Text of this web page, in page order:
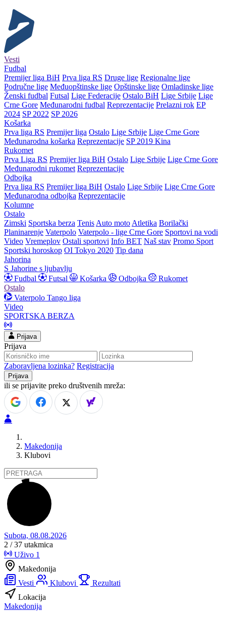
Vesti
Fudbal
Premijer liga BiH Prva liga RS Druge lige Regionalne lige
Područne lige Međuopštinske lige Opštinske lige Omladinske lige
Ženski fudbal Futsal Lige Federacije Ostalo BiH Lige Srbije Lige
Crne Gore Međunarodni fudbal Reprezentacije Prelazni rok EP
2024 SP 2022 SP 2026
Košarka
Prva liga RS Premijer liga Ostalo Lige Srbije Lige Crne Gore
Međunarodna košarka Reprezentacije SP 2019 Kina
Rukomet
Prva Liga RS Premijer liga BiH Ostalo Lige Srbije Lige Crne Gore
Međunarodni rukomet Reprezentacije
Odbojka
Prva liga RS Premijer liga BiH Ostalo Lige Srbije Lige Crne Gore
Međunarodna odbojka Reprezentacije
Kolumne
Ostalo
Zimski Sportska berza Tenis Auto moto Atletika Borilački
Planinarenje Vaterpolo Vaterpolo - lige Crne Gore Sportovi na vodi
Video Vremeplov Ostali sportovi Info BET Naš stav Promo Sport
Sportski horoskop OI Tokyo 2020 Tip dana
Jahorina
S Jahorine s ljubavlju
Fudbal
Futsal Košarka Odbojka
Rukomet
Ostalo
Vaterpolo Tango liga
Video
SPORTSKA BERZA
Prijava
Prijava
Zaboravljena lozinka? Registracija
ili se prijavite preko društvenih mreža:
Makedonija
Klubovi
Subota, 08.08.2026
2 / 37 utakmica
Uživo 1
Makedonija
Vesti
Klubovi
Rezultati
Lokacija
Makedonija